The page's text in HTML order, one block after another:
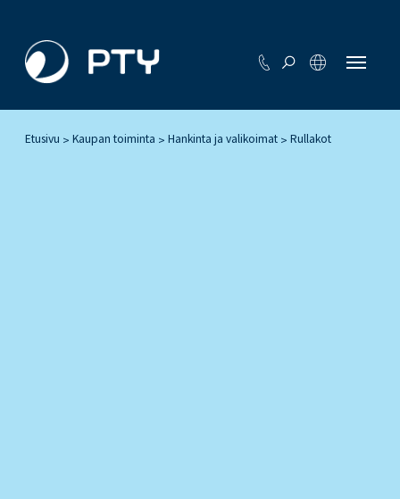
Etusivu > Kaupan toiminta > Hankinta ja valikoimat > Rullakot